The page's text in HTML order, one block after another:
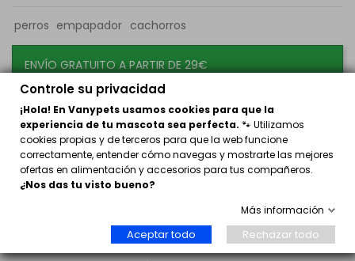
perros empapador cachorros
ENVÍO GRATUITO A PARTIR DE 29€
prueba
Comedero de acero inoxidablecon un hermoso motivo
de pata y hueso. En la base del cuenco, tiene un anillo de
goma antideslizante extraíble que evita que el comedero
Controle su privacidad
¡Hola! En Vanypets usamos cookies para que la
experiencia de tu mascota sea perfecta. 🐾 Utilizamos
cookies propias y de terceros para que la web funcione
correctamente, entender cómo navegas y mostrarte las mejores
ofertas en alimentación y accesorios para tus compañeros.
¿Nos das tu visto bueno?
Más información
Aceptar todo Rechazar todo